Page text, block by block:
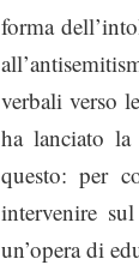
forma
verbali verso
ha lanciato
questo: per
intervenire
un’opera di